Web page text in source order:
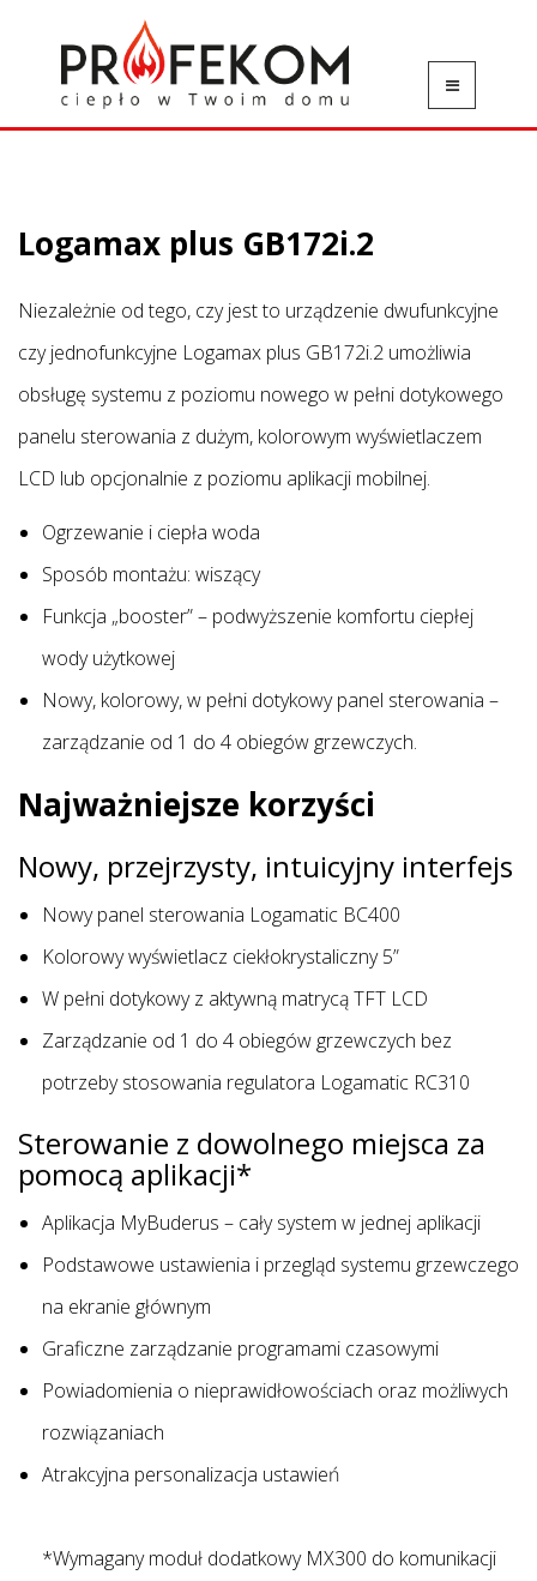
Logamax plus GB172i.2
Niezależnie od tego, czy jest to urządzenie dwufunkcyjne
czy jednofunkcyjne Logamax plus GB172i.2 umożliwia
obsługę systemu z poziomu nowego w pełni dotykowego
panelu sterowania z dużym, kolorowym wyświetlaczem
LCD lub opcjonalnie z poziomu aplikacji mobilnej.
Ogrzewanie i ciepła woda
Sposób montażu: wiszący
Funkcja „booster” – podwyższenie komfortu ciepłej
wody użytkowej
Nowy, kolorowy, w pełni dotykowy panel sterowania –
zarządzanie od 1 do 4 obiegów grzewczych.
Najważniejsze korzyści
Nowy, przejrzysty, intuicyjny interfejs
Nowy panel sterowania Logamatic BC400
Kolorowy wyświetlacz ciekłokrystaliczny 5”
W pełni dotykowy z aktywną matrycą TFT LCD
Zarządzanie od 1 do 4 obiegów grzewczych bez
potrzeby stosowania regulatora Logamatic RC310
Sterowanie z dowolnego miejsca za
pomocą aplikacji*
Aplikacja MyBuderus – cały system w jednej aplikacji
Podstawowe ustawienia i przegląd systemu grzewczego
na ekranie głównym
Graficzne zarządzanie programami czasowymi
Powiadomienia o nieprawidłowościach oraz możliwych
rozwiązaniach
Atrakcyjna personalizacja ustawień
*Wymagany moduł dodatkowy MX300 do komunikacji